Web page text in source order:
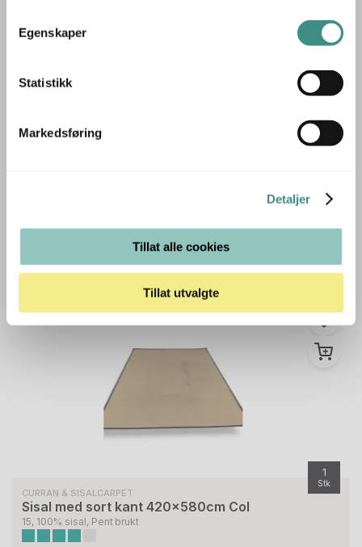
Egenskaper
Statistikk
Markedsføring
Detaljer
Tillat alle cookies
Tillat utvalgte
Stk
lys rosa, Pent brukt
ID: 63027
1
Stk
CURRAN & SISALCARPET
Sisal med sort kant 420x580cm Col
15, 100% sisal, Pent brukt